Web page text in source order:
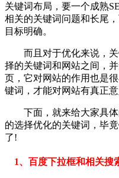
关键词布局，要一个成熟
相关的关键词问题和长尾
目标明确。
而且对于优化来说，关
择的关键词和网站之间，
页，它对网站的作用也是
键词，才能对网站有真正意
下面，就来给大家具体
的选择优化的关键词，毕
了!
1、百度下拉框和相关搜